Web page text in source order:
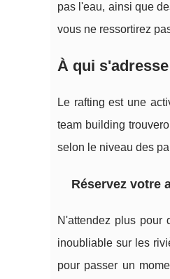
pas l'eau, ainsi que
vous ne ressortirez
À qui
Le rafting est une
team building
selon le niveau des
Réservez votre
N'attendez plus pour
inoubliable sur les
pour passer un